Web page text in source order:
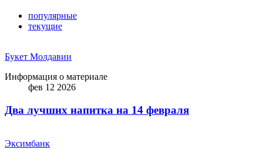
популярные
текущие
Букет Молдавии
Информация о материале
фев 12 2026
Два лучших напитка на 14 февраля
Эксимбанк